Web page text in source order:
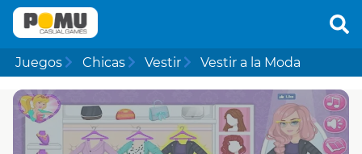
Juegos Chicas Vestir Vestir a la Moda